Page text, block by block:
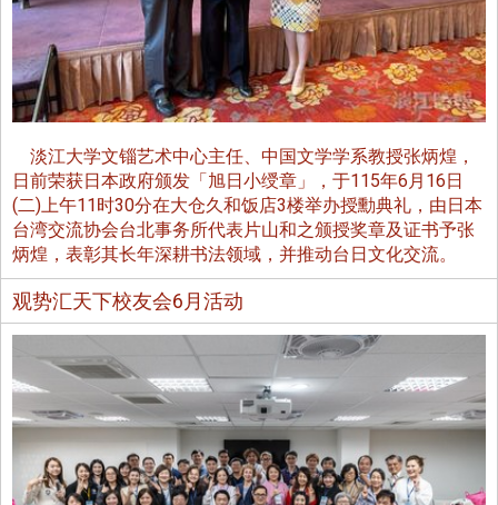
淡江大学文锱艺术中心主任、中国文学学系教授张炳煌，
日前荣获日本政府颁发「旭日小绶章」，于115年6月16日
(二)上午11时30分在大仓久和饭店3楼举办授勳典礼，由日本
台湾交流协会台北事务所代表片山和之颁授奖章及证书予张
炳煌，表彰其长年深耕书法领域，并推动台日文化交流。
观势汇天下校友会6月活动